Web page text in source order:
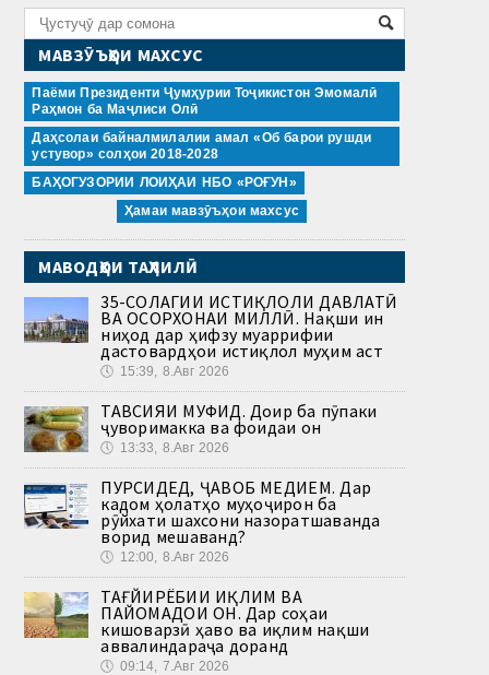
МАВЗӮЪҲОИ МАХСУС
Паёми Президенти Ҷумҳурии Тоҷикистон Эмомалӣ
Раҳмон ба Маҷлиси Олӣ
Даҳсолаи байналмилалии амал «Об барои рушди
устувор» солҳои 2018-2028
БАҲОГУЗОРИИ ЛОИҲАИ НБО «РОҒУН»
Ҳамаи мавзӯъҳои махсус
МАВОДҲОИ ТАҲЛИЛӢ
35-СОЛАГИИ ИСТИҚЛОЛИ ДАВЛАТӢ
ВА ОСОРХОНАИ МИЛЛӢ. Нақши ин
ниҳод дар ҳифзу муаррифии
дастовардҳои истиқлол муҳим аст
🕔 15:39, 8.Авг 2026
ТАВСИЯИ МУФИД. Доир ба пӯпаки
ҷуворимакка ва фоидаи он
🕔 13:33, 8.Авг 2026
ПУРСИДЕД, ҶАВОБ МЕДИҲЕМ. Дар
кадом ҳолатҳо муҳоҷирон ба
рӯйхати шахсони назоратшаванда
ворид мешаванд?
🕔 12:00, 8.Авг 2026
ТАҒЙИРЁБИИ ИҚЛИМ ВА
ПАЙОМАДҲОИ ОН. Дар соҳаи
кишоварзӣ ҳаво ва иқлим нақши
аввалиндараҷа доранд
🕔 09:14, 7.Авг 2026